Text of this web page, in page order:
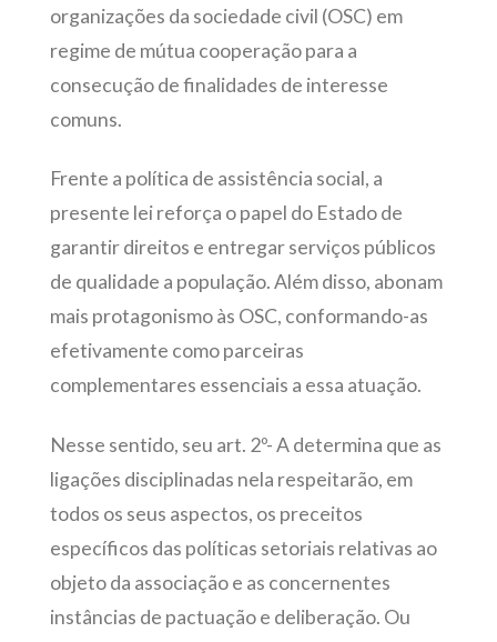
organizações da sociedade civil (OSC) em
regime de mútua cooperação para a
consecução de finalidades de interesse
comuns.
Frente a política de assistência social, a
presente lei reforça o papel do Estado de
garantir direitos e entregar serviços públicos
de qualidade a população. Além disso, abonam
mais protagonismo às OSC, conformando-as
efetivamente como parceiras
complementares essenciais a essa atuação.
Nesse sentido, seu art. 2º- A determina que as
ligações disciplinadas nela respeitarão, em
todos os seus aspectos, os preceitos
específicos das políticas setoriais relativas ao
objeto da associação e as concernentes
instâncias de pactuação e deliberação. Ou